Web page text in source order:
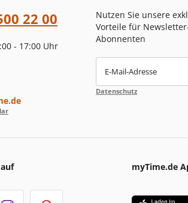
22 00
- 17:00 Uhr
Nutzen Sie unsere
Vorteile für
Abonnenten
E-Mail-Adresse
Datenschutz
myTime.de